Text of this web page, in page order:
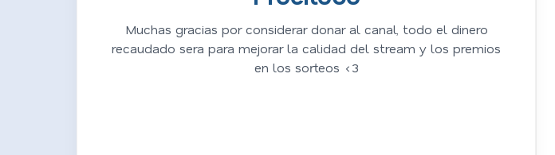
Muchas gracias por considerar donar al canal, todo el dinero
recaudado sera para mejorar la calidad del stream y los premios
en los sorteos <3